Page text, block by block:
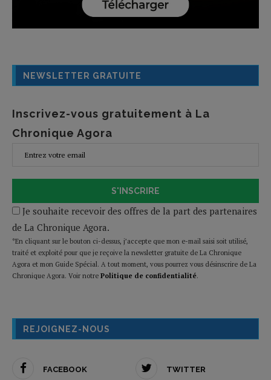
NEWSLETTER GRATUITE
Inscrivez-vous gratuitement à La
Chronique Agora
S'INSCRIRE
Je souhaite recevoir des offres de la part des partenaires
de La Chronique Agora.
*En cliquant sur le bouton ci-dessus, j’accepte que mon e-mail saisi soit utilisé,
traité et exploité pour que je reçoive la newsletter gratuite de La Chronique
Agora et mon Guide Spécial. A tout moment, vous pourrez vous désinscrire de La
Chronique Agora. Voir notre Politique de confidentialité.
REJOIGNEZ-NOUS
FACEBOOK TWITTER